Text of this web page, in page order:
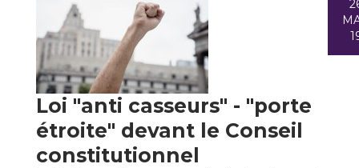
Loi "anti casseurs" - "porte
étroite" devant le Conseil
constitutionnel